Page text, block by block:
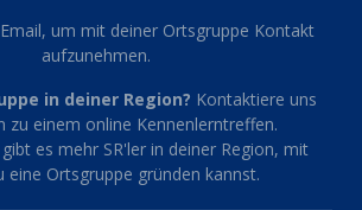
um mit deiner Ortsgruppe Kontakt
aufzunehmen.
in deiner Region? Kontaktiere uns
zu einem online Kennenlerntreffen.
es mehr SR'ler in deiner Region, mit
eine Ortsgruppe gründen kannst.